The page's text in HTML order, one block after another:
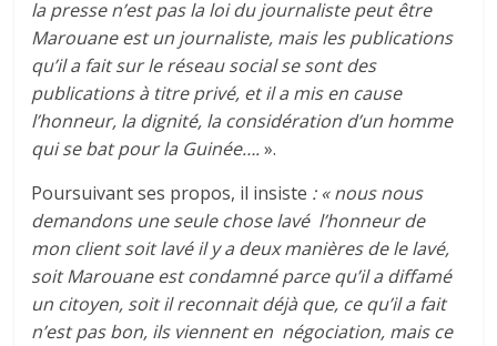
la presse n’est pas la loi du journaliste peut être
Marouane est un journaliste, mais les publications
qu’il a fait sur le réseau social se sont des
publications à titre privé, et il a mis en cause
l’honneur, la dignité, la considération d’un homme
qui se bat pour la Guinée….».
Poursuivant ses propos, il insiste : « nous nous
demandons une seule chose lavé l’honneur de
mon client soit lavé il y a deux manières de le lavé,
soit Marouane est condamné parce qu’il a diffamé
un citoyen, soit il reconnait déjà que, ce qu’il a fait
n’est pas bon, ils viennent en négociation, mais ce